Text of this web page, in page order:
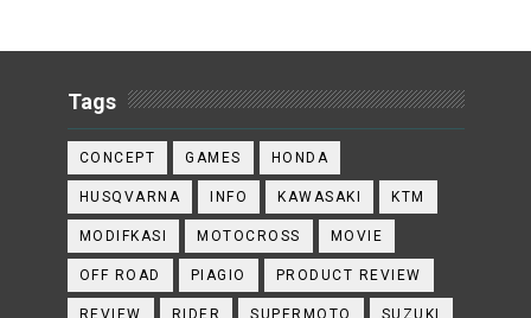
Tags
CONCEPT GAMES HONDA
HUSQVARNA INFO KAWASAKI KTM
MODIFKASI MOTOCROSS MOVIE
OFF ROAD PIAGIO PRODUCT REVIEW
REVIEW RIDER SUPERMOTO SUZUKI